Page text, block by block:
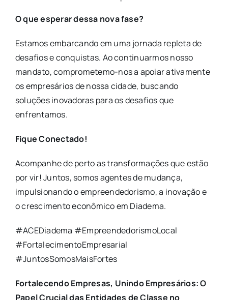
O que esperar dessa nova fase?
Estamos embarcando em uma jornada repleta de
desafios e conquistas. Ao continuarmos nosso
mandato, comprometemo-nos a apoiar ativamente
os empresários de nossa cidade, buscando
soluções inovadoras para os desafios que
enfrentamos.
Fique Conectado!
Acompanhe de perto as transformações que estão
por vir! Juntos, somos agentes de mudança,
impulsionando o empreendedorismo, a inovação e
o crescimento econômico em Diadema.
#ACEDiadema #EmpreendedorismoLocal
#FortalecimentoEmpresarial
#JuntosSomosMaisFortes
Fortalecendo Empresas, Unindo Empresários: O
Papel Crucial das Entidades de Classe no